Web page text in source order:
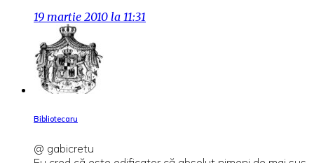
19 martie 2010 la 11:31
Bibliotecaru
@ gabicretu